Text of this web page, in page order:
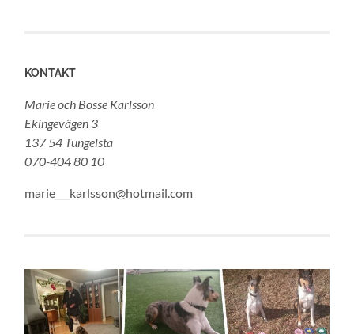
KONTAKT
Marie och Bosse Karlsson
Ekingevägen 3
137 54 Tungelsta
070-404 80 10
marie___karlsson@hotmail.com